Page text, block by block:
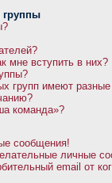
группы
мне вступить в них?
групп имеют разные
команда»?
сообщения!
личные
email от